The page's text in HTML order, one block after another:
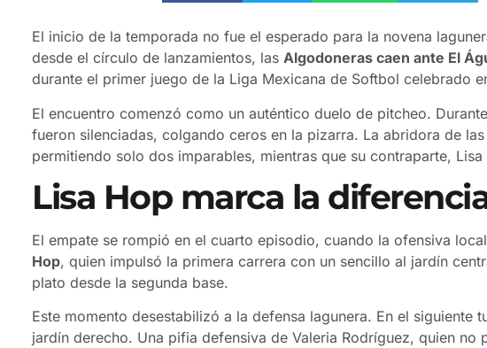
El inicio de la temporada no fue el esperado para la novena
desde el círculo de lanzamientos, las Algodoneras caen ante El
durante el primer juego de la Liga Mexicana de Softbol celebrado
El encuentro comenzó como un auténtico duelo de pitcheo.
fueron silenciadas, colgando ceros en la pizarra. La abridora de
permitiendo solo dos imparables, mientras que su contraparte,
Lisa Hop marca la
El empate se rompió en el cuarto episodio, cuando la ofensiva
Hop, quien impulsó la primera carrera con un sencillo al jardín
plato desde la segunda base.
Este momento desestabilizó a la defensa lagunera. En el siguiente
jardín derecho. Una pifia defensiva de Valeria Rodríguez, quien no